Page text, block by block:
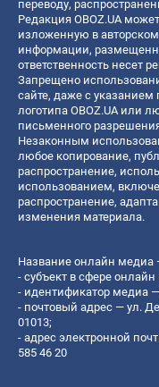
переводу,
Редакция OBOZ.UA
изложенную в
информации,
ответственность несет
Запрещено
сайте, даже с указанием
логотипа OBOZ.UA или
письменного
Незаконным
любое копирование,
распространение,
использованием,
распространение,
изменения материала.
Название онлайн медиа
- субъект в сфере
- идентификатор медиа —
- почтовый адрес — ул.
01013;
- адрес электронной
585 46 20